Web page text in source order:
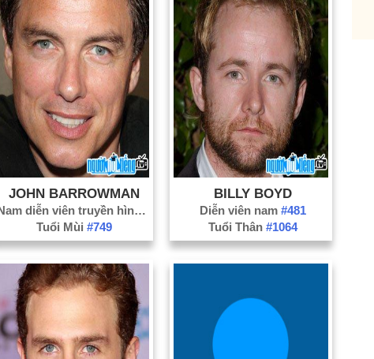
JOHN BARROWMAN
Nam diễn viên truyền hình#313
Tuổi Mùi#749
BILLY BOYD
Diễn viên nam#481
Tuổi Thân#1064